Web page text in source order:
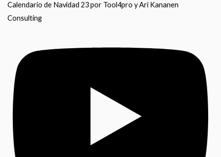
Calendario de Navidad 23 por Tool4pro y Ari Kananen
Consulting